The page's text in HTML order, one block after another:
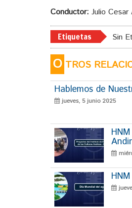
Conductor: Julio
Etiquetas Sin
O TROS
Hablemos de
jueves, 5 junio 2025